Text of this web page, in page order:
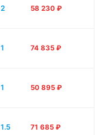
2 58 230 ₽
1 74 835 ₽
1 50 895 ₽
1.5 71 685 ₽